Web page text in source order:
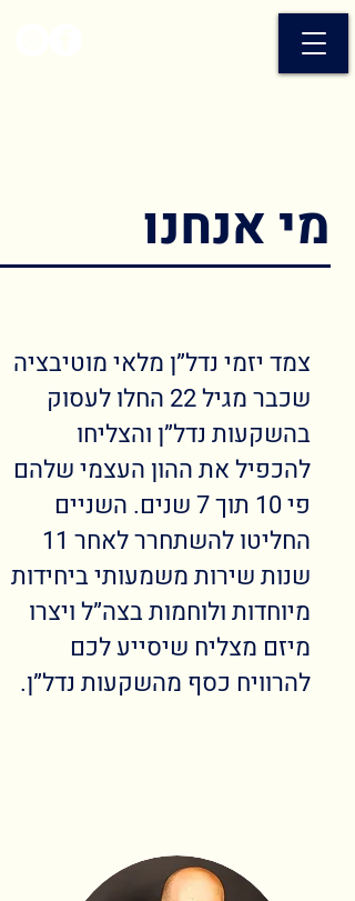
מי אנחנו
צמד יזמי נדל”ן מלאי מוטיבציה
שכבר מגיל 22 החלו לעסוק
בהשקעות נדל”ן והצליחו
להכפיל את ההון העצמי שלהם
פי 10 תוך 7 שנים. השניים
החליטו להשתחרר לאחר 11
שנות שירות משמעותי ביחידות
מיוחדות ולוחמות בצה”ל ויצרו
מיזם מצליח שיסייע לכם
להרוויח כסף מהשקעות נדל”ן.